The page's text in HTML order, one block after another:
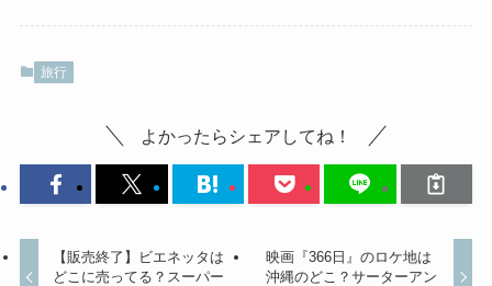
旅行
よかったらシェアしてね！
【販売終了】ビエネッタは
どこに売ってる？スーパー
映画『366日』のロケ地は
沖縄のどこ？サーターアン